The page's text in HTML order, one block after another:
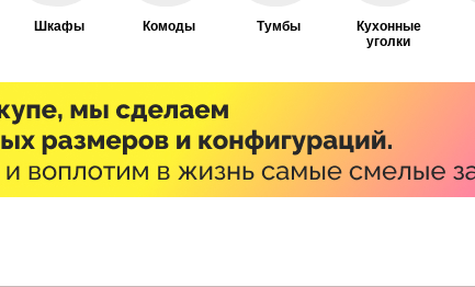
Шкафы Комоды Тумбы
Кухонные
уголки